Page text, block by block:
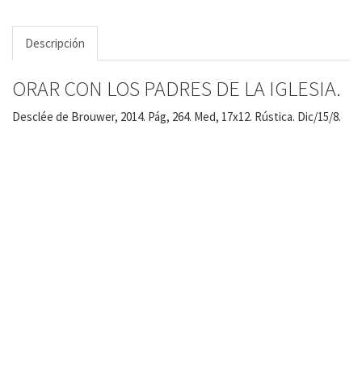
Descripción
ORAR CON LOS PADRES DE LA IGLESIA.
Desclée de Brouwer, 2014. Pág, 264. Med, 17x12. Rústica. Dic/15/8.